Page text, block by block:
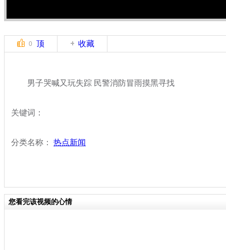
0 顶 收藏
男子哭喊又玩失踪 民警消防冒雨摸黑寻找
关键词：
分类名称： 热点新闻
您看完该视频的心情